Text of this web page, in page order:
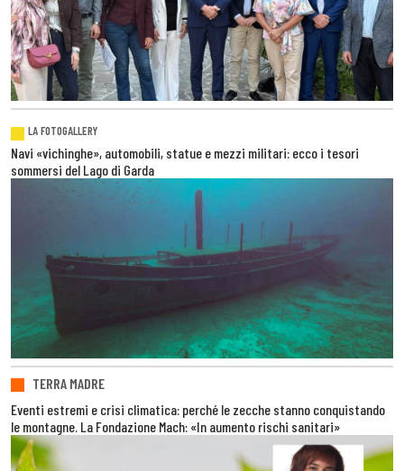
LA FOTOGALLERY
Navi «vichinghe», automobili, statue e mezzi militari: ecco i tesori
sommersi del Lago di Garda
TERRA MADRE
Eventi estremi e crisi climatica: perché le zecche stanno conquistando
le montagne. La Fondazione Mach: «In aumento rischi sanitari»